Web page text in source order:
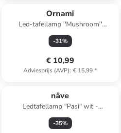
Ornami
Led-tafellamp ''Mushroom''
zilverkleurig - (H)20,5 x Ø 15,5 cm
-31%
€ 10,99
Adviesprijs (AVP): € 15,99*
näve
Ledtafellamp "Pasi" wit -
energieklasse G (A tot G)
-35%